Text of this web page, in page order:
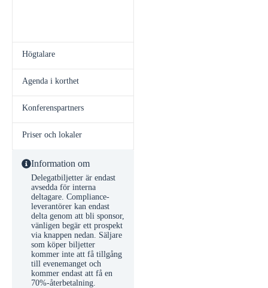
Högtalare
Agenda i korthet
Konferenspartners
Priser och lokaler
Information om
Delegatbiljetter är endast
avsedda för interna
deltagare. Compliance-
leverantörer kan endast
delta genom att bli sponsor,
vänligen begär ett prospekt
via knappen nedan. Säljare
som köper biljetter
kommer inte att få tillgång
till evenemanget och
kommer endast att få en
70%-återbetalning.